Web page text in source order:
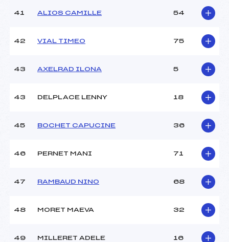
41 ALIOS CAMILLE 54
42 VIAL TIMEO 75
43 AXELRAD ILONA 5
43 DELPLACE LENNY 18
45 BOCHET CAPUCINE 36
46 PERNET MANI 71
47 RAMBAUD NINO 68
48 MORET MAEVA 32
49 MILLERET ADELE 16